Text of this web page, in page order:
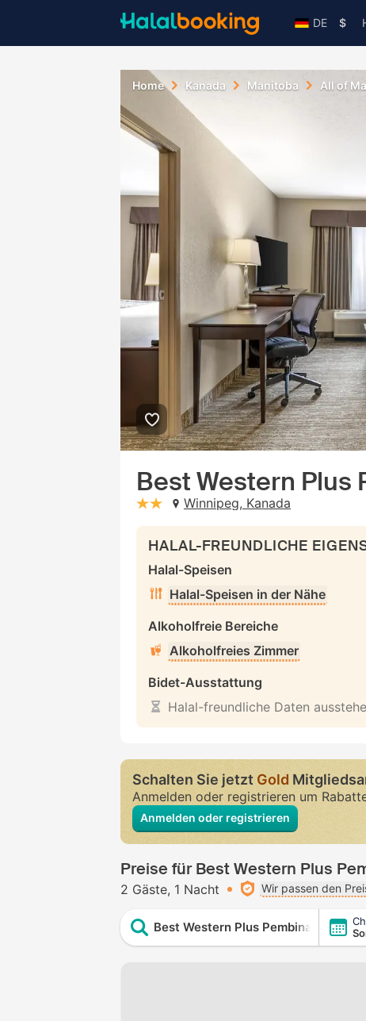
DE $
Home Kanada Manitoba All of
Best Western Plus
stars: 2Winnipeg, Kanada
HALAL-FREUNDLICHE
Halal-Speisen
Halal-Speisen in der Nähe
Alkoholfreie Bereiche
Alkoholfreies Zimmer
Bidet-Ausstattung
Halal-freundliche Daten
Schalten Sie jetztGold
Anmelden oder registrieren um
Anmelden oder registrieren
Preise für Best Western Plus
2 Gäste 1 Nacht Wir passen den
Best Western Plus Pembina Inn &